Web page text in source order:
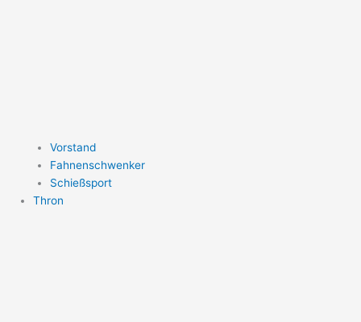
Vorstand
Fahnenschwenker
Schießsport
Thron